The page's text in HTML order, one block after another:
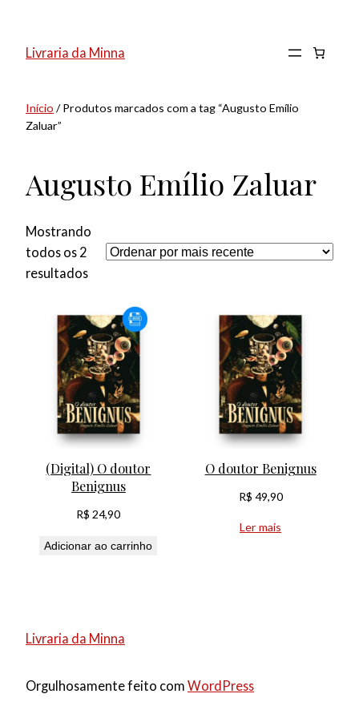
Livraria da Minna
Início / Produtos marcados com a tag “Augusto Emílio
Zaluar”
Augusto Emílio Zaluar
Mostrando
todos os 2
resultadosClassificado
mais
recente
(Digital) O doutor
Benignus
R$ 24,90
Adicionar ao carrinho
O doutor Benignus
R$ 49,90
Ler mais
Livraria da Minna
Orgulhosamente feito com WordPress